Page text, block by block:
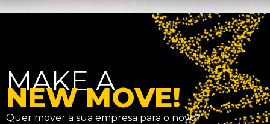
MAKE A
NEW MOVE!
Quer mover a sua empresa para o novo?